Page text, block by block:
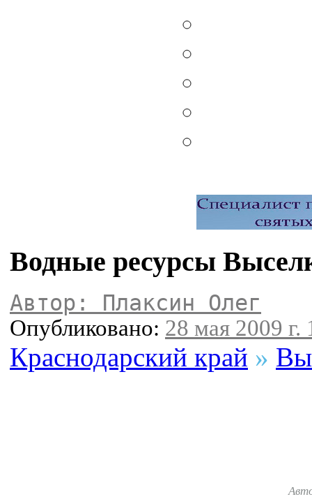
Водные ресурсы
Автор: Плаксин Олег
Опубликовано: 28 мая 2009 г.
Краснодарский край »